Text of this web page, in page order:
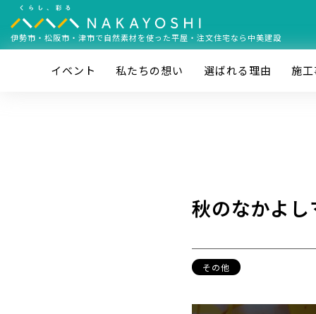
伊勢市・松阪市・津市で自然素材を使った平屋・注文住宅なら中美建設
イベント 私たちの想い 選ばれる理由 施
秋のなかよ
その他